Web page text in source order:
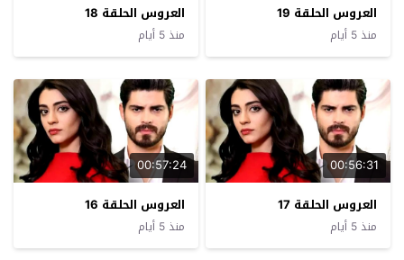
العروس الحلقة 19
منذ 5 أيام
العروس الحلقة 18
منذ 5 أيام
00:56:31
العروس الحلقة 17
منذ 5 أيام
00:57:24
العروس الحلقة 16
منذ 5 أيام